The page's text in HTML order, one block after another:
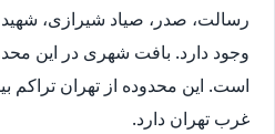
رسالت، صدر، صیاد شیرازی، شهید
وجود دارد. بافت شهری در این
است. این محدوده از تهران
غرب تهران دارد.